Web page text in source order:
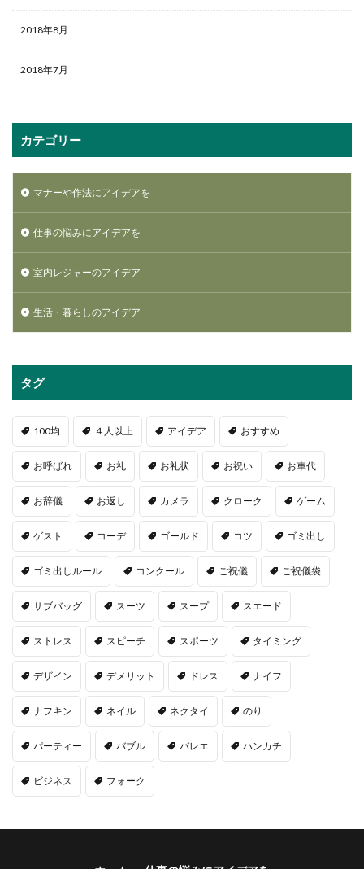
2018年8月
2018年7月
カテゴリー
マナーや作法にアイデアを
仕事の悩みにアイデアを
室内レジャーのアイデア
生活・暮らしのアイデア
タグ
100均 ４人以上 アイデア おすすめ
お呼ばれ お礼 お礼状 お祝い お車代
お辞儀 お返し カメラ クローク ゲーム
ゲスト コーデ ゴールド コツ ゴミ出し
ゴミ出しルール コンクール ご祝儀 ご祝儀袋
サブバッグ スーツ スープ スエード
ストレス スピーチ スポーツ タイミング
デザイン デメリット ドレス ナイフ
ナフキン ネイル ネクタイ のり
パーティー バブル バレエ ハンカチ
ビジネス フォーク